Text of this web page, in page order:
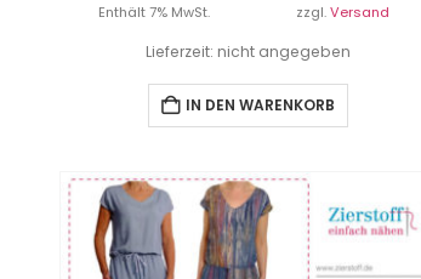
Enthält 7% MwSt. zzgl.Versand
Lieferzeit: nicht angegeben
IN DEN WARENKORB